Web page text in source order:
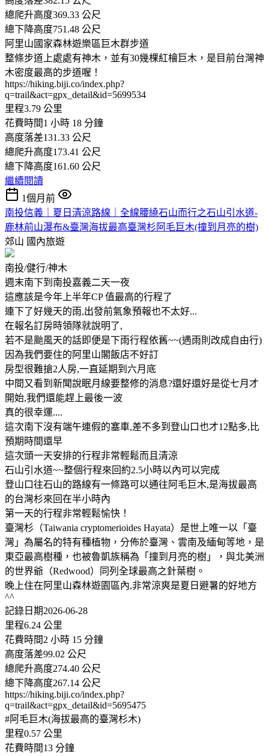
總爬升高度369.33 公尺
總下降高度751.48 公尺
阿里山國家森林遊樂區巨木群步道
整條步道上處處有神木，並有30幾棵紅檜巨木，是目前台灣神
木密度最高的步道喔！
https://hiking.biji.co/index.php?
q=trail&act=gpx_detail&id=5699534
里程3.79 公里
花費時間1 小時 18 分鐘
高度落差131.33 公尺
總爬升高度173.41 公尺
總下降高度161.60 公尺
繼續閱讀
1個月前
南投信義｜夏日清涼路線｜全線腰繞石山而行之石山引水道-
鹿林前山瀑布&臺灣海拔最高臺灣杉阿毛巨木(撞到月亮的樹)
郊山 國內旅遊
南投/健行/神木
週末南下到南投嘉義二天一夜
這應該是今年上半年CP 值最高的行程了
連下了好幾天的雨,出發前氣象預報也不太好...
在報名訂房時領隊就說明了,
若不是颱風天的話即便是下雨行程依舊~~(遇雨則改成自由行)
因為我們要住的阿里山閣飯店不好訂
房型很難搶2人房,一直延期到六月底
中間又看到新聞說眠月線要整修的消息?還好還好是從七月才
開始,我們還能趕上最後一波
真的很幸運....
這次南下沒有端午連假的塞車,差不多到登山口也才12點多,比
預期時間還早
這次頭一天安排的行程非常輕鬆而且清涼
石山引水道~~整個行程來回約2.5小時以內可以完成
登山口往石山的路線有一條路可以通往阿毛巨木,是海拔最高
的台灣杉來回在半小時內
第一天的行程非常輕鬆愉快！
臺灣杉（Taiwania cryptomerioides Hayata）是世上唯一以「臺
灣」為屬名的特有種植物，分佈於臺灣、雲南及緬甸等地，是
東亞最高樹種，也被魯凱族稱為「撞到月亮的樹」，與北美洲
的世界爺（Redwood）同列全球最高之針葉樹。
晚上住在阿里山森林遊園區內,非常涼爽是夏日避暑的好地方
^^
記錄日期2026-06-28
里程6.24 公里
花費時間2 小時 15 分鐘
高度落差99.02 公尺
總爬升高度274.40 公尺
總下降高度267.14 公尺
https://hiking.biji.co/index.php?
q=trail&act=gpx_detail&id=5695475
#阿毛巨木(海拔最高的臺灣杉木)
里程0.57 公里
花費時間13 分鐘